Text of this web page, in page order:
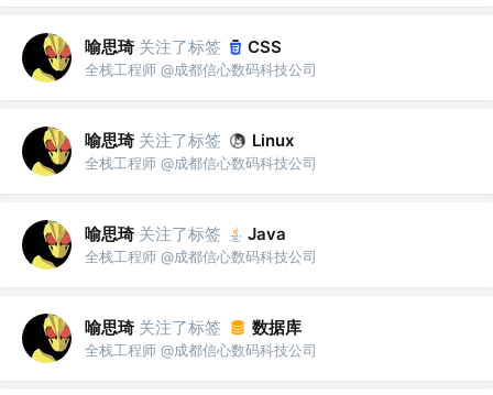
喻思琦 关注了标签 CSS
全栈工程师 @成都信心数码科技公司
喻思琦 关注了标签 Linux
全栈工程师 @成都信心数码科技公司
喻思琦 关注了标签 Java
全栈工程师 @成都信心数码科技公司
喻思琦 关注了标签 数据库
全栈工程师 @成都信心数码科技公司